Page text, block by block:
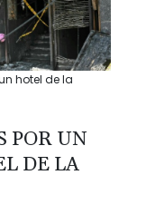
hotel de la
POR UN
DE LA